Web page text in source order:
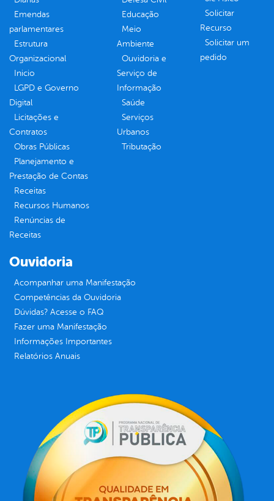
Emendas
parlamentares
Estrutura
Organizacional
Inicio
LGPD e Governo
Digital
Licitações e
Contratos
Obras Públicas
Planejamento e
Prestação de Contas
Receitas
Recursos Humanos
Renúncias de
Receitas
Educação
Meio
Ambiente
Ouvidoria e
Serviço de
Informação
Saúde
Serviços
Urbanos
Tributação
Solicitar
Recurso
Solicitar um
pedido
Ouvidoria
Acompanhar uma Manifestação
Competências da Ouvidoria
Dúvidas? Acesse o FAQ
Fazer uma Manifestação
Informações Importantes
Relatórios Anuais